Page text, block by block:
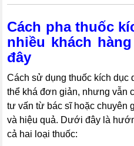
Cách pha thuốc
nhiều khách
đây
Cách sử dụng thuốc kích dục
thể khá đơn giản, nhưng vẫn
tư vấn từ bác sĩ hoặc chuyên
và hiệu quả. Dưới đây là
cả hai loại thuốc: